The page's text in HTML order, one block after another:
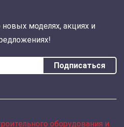
моделях, акциях и
Подписаться